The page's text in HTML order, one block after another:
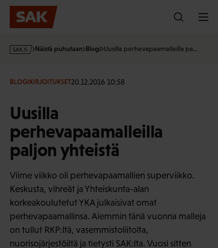
Hyppää
sisältöön
s
·
Näistä puhutaan Blogi Uusilla perhevapaamalleilla pa…
BLOGIKIRJOITUKSET20.12.2016 10:58
Uusilla
perhevapaamalleilla
paljon yhteistä
Viime viikko oli perhevapaamallien superviikko.
Keskusta, vihreät ja Yhteiskunta-alan
korkeakoulutetut YKA julkaisivat omat
perhevapaamallinsa. Aiemmin tänä vuonna malleja
on tullut RKP:ltä, vasemmistoliitolta,
nuorisojärjestöiltä ja tietysti SAK:lta. Vuosi sitten